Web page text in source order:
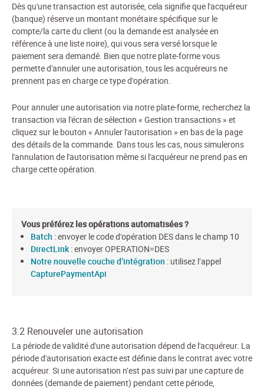
Dès qu'une transaction est autorisée, cela signifie que l'acquéreur
(banque) réserve un montant monétaire spécifique sur le
compte/la carte du client (ou la demande est analysée en
référence à une liste noire), qui vous sera versé lorsque le
paiement sera demandé. Bien que notre plate-forme vous
permette d'annuler une autorisation, tous les acquéreurs ne
prennent pas en charge ce type d'opération.
Pour annuler une autorisation via notre plate-forme, recherchez la
transaction via l'écran de sélection « Gestion transactions » et
cliquez sur le bouton « Annuler l'autorisation » en bas de la page
des détails de la commande. Dans tous les cas, nous simulerons
l'annulation de l'autorisation même si l'acquéreur ne prend pas en
charge cette opération.
Vous préférez les opérations automatisées ?
Batch : envoyer le code d'opération DES dans le champ 10
DirectLink: envoyer OPERATION=DES
Notre nouvelle couche d’intégration : utilisez l’appel
CapturePaymentApi
3.2 Renouveler une autorisation
La période de validité d'une autorisation dépend de l'acquéreur. La
période d'autorisation exacte est définie dans le contrat avec votre
acquéreur. Si une autorisation n’est pas suivi par une capture de
données (demande de paiement) pendant cette période,